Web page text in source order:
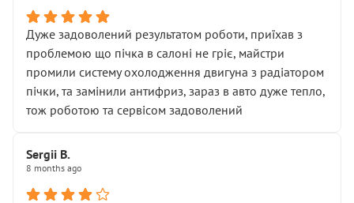
Дуже задоволений результатом роботи, приїхав з
проблемою що пічка в салоні не гріє, майстри
промили систему охолодження двигуна з радіатором
пічки, та замінили антифриз, зараз в авто дуже тепло,
тож роботою та сервісом задоволений
Sergii B.
8 months ago